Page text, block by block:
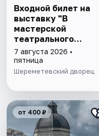
Входной билет на
выставку "В
мастерской
театрального
художника"
7 августа 2026 •
пятница
Шереметевский дворец
от 400 ₽